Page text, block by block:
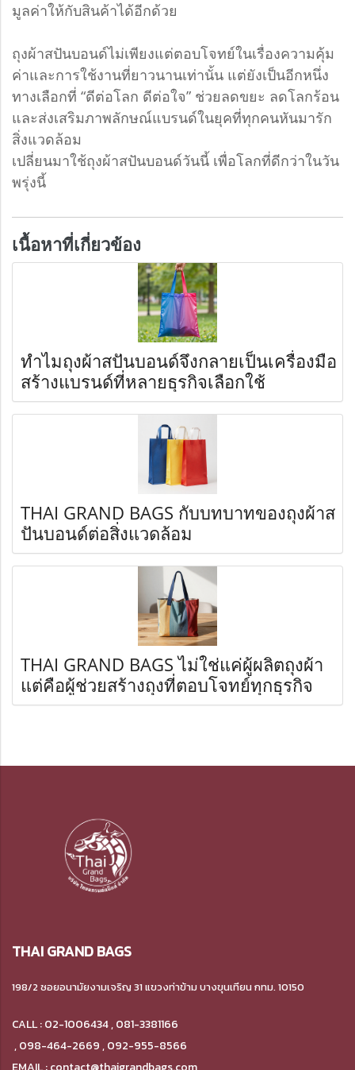
มูลค่าให้กับสินค้าได้อีกด้วย
ถุงผ้าสปันบอนด์ไม่เพียงแต่ตอบโจทย์ในเรื่องความคุ้ม
ค่าและการใช้งานที่ยาวนานเท่านั้น แต่ยังเป็นอีกหนึ่ง
ทางเลือกที่ “ดีต่อโลก ดีต่อใจ” ช่วยลดขยะ ลดโลกร้อน
และส่งเสริมภาพลักษณ์แบรนด์ในยุคที่ทุกคนหันมารัก
สิ่งแวดล้อม
เปลี่ยนมาใช้ถุงผ้าสปันบอนด์วันนี้ เพื่อโลกที่ดีกว่าในวัน
พรุ่งนี้
เนื้อหาที่เกี่ยวข้อง
ทำไมถุงผ้าสปันบอนด์จึงกลายเป็นเครื่องมือ
สร้างแบรนด์ที่หลายธุรกิจเลือกใช้
THAI GRAND BAGS กับบทบาทของถุงผ้าส
ปันบอนด์ต่อสิ่งแวดล้อม
THAI GRAND BAGS ไม่ใช่แค่ผู้ผลิตถุงผ้า
แต่คือผู้ช่วยสร้างถุงที่ตอบโจทย์ทุกธุรกิจ
THAI GRAND BAGS
198/2 ซอยอนามัยงามเจริญ 31 แขวงท่าข้าม บางขุนเทียน กทม. 10150
CALL : 02-1006434 , 081-3381166
,098-464-2669 , 092-955-8566